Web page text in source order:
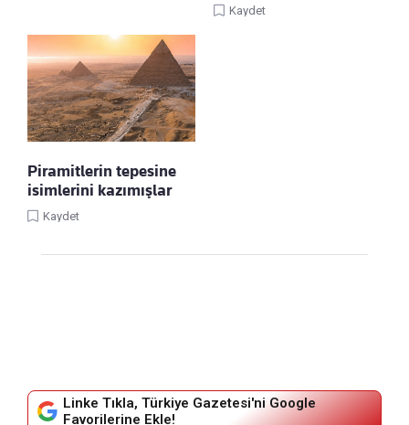
Kaydet
Piramitlerin tepesine
isimlerini kazımışlar
Kaydet
Linke Tıkla, Türkiye Gazetesi'ni Google
Favorilerine Ekle!